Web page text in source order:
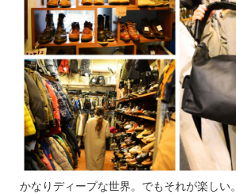
かなりディープな世界。でもそれが楽しい。